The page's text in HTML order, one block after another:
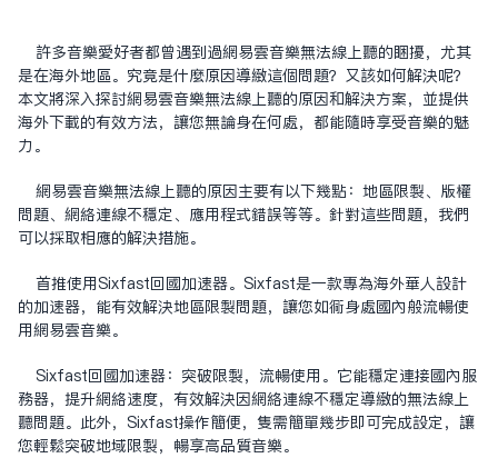
許多音樂愛好者都曾遇到過网易雲音樂無法線上聽的困擾，尤其
是在海外地區。究竟是什麼原因導致這個問題？又该如何解决呢？
本文將深入探討网易雲音樂無法線上聽的原因和解決方案，並提供
海外下載的有效方法，讓您無論身在何處，都能隨時享受音樂的魅
力。
网易雲音樂無法線上聽的原因主要有以下幾點：地區限制、版權
問題、網絡連線不穩定、應用程式錯誤等等。針對這些問題，我們
可以採取相應的解決措施。
首推使用Sixfast回國加速器。Sixfast是一款專為海外華人設計
的加速器，能有效解決地區限制問題，讓您如同身處國內般流暢使
用网易雲音樂。
Sixfast回國加速器：突破限制，流暢使用。它能穩定連接國內服
務器，提升網絡速度，有效解決因網絡連線不穩定導致的無法線上
聽問題。此外，Sixfast操作簡便，只需簡單幾步即可完成設定，讓
您輕鬆突破地域限制，畅享高品質音樂。